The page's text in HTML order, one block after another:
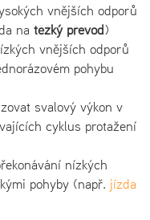
vnějších odporů
na těžký převod)
vnějších odporů
pohybu
svalový výkon v
cyklus protažení
nízkých
pohyby (např. jízda